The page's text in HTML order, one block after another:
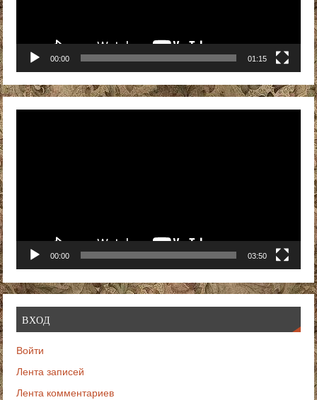
00:00 01:15
00:00 03:50
ВХОД
Войти
Лента записей
Лента комментариев